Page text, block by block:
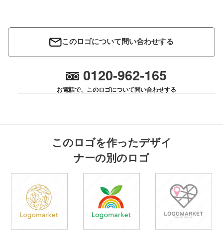
このロゴについて問い合わせする
0120-962-165
お電話で、このロゴについて問い合わせする
このロゴを作ったデザイ
ナーの別のロゴ